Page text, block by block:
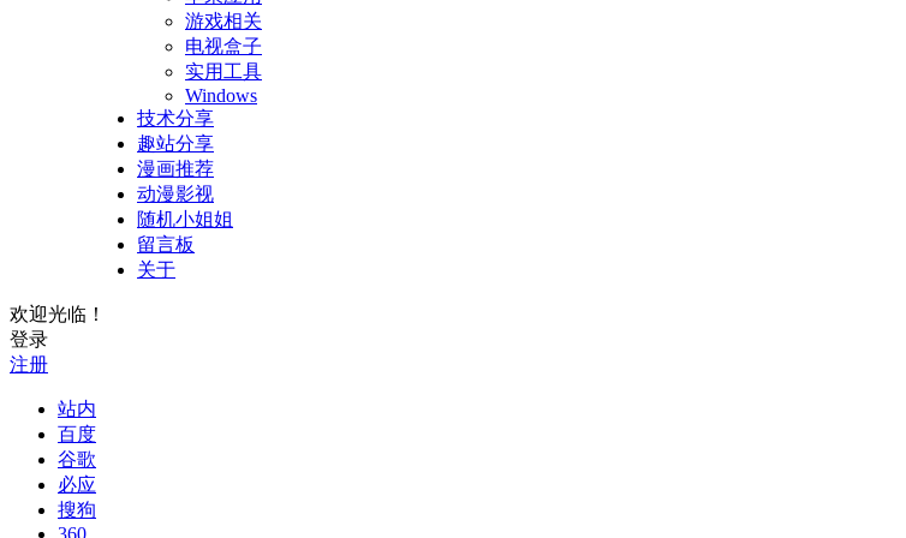
游戏相关
电视盒子
实用工具
Windows
技术分享
趣站分享
漫画推荐
动漫影视
随机小姐姐
留言板
关于
欢迎光临！
登录
注册
站内
百度
谷歌
必应
搜狗
360